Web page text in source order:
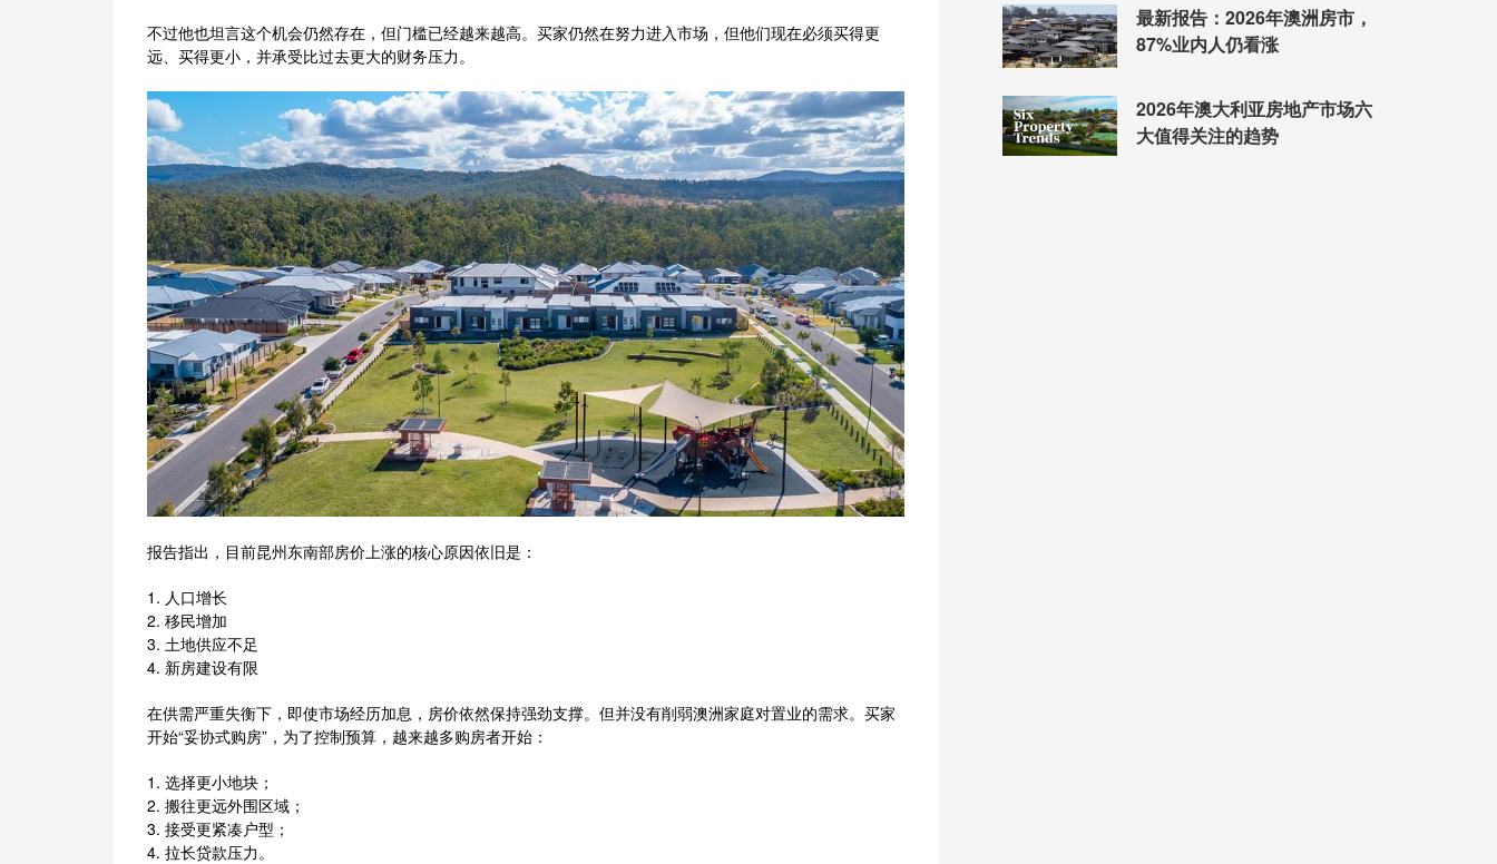
不过他也坦言这个机会仍然存在，但门槛已经越来越高。买家仍然在努力进入市场，但他们现在必须买得更
远、买得更小，并承受比过去更大的财务压力。
报告指出，目前昆州东南部房价上涨的核心原因依旧是：
1. 人口增长
2. 移民增加
3. 土地供应不足
4. 新房建设有限
在供需严重失衡下，即使市场经历加息，房价依然保持强劲支撑。但并没有削弱澳洲家庭对置业的需求。买家
开始“妥协式购房”，为了控制预算，越来越多购房者开始：
1. 选择更小地块；
2. 搬往更远外围区域；
3. 接受更紧凑户型；
4. 拉长贷款压力。
最新报告：2026年澳洲房市，
87%业内人仍看涨
2026年澳大利亚房地产市场六
大值得关注的趋势